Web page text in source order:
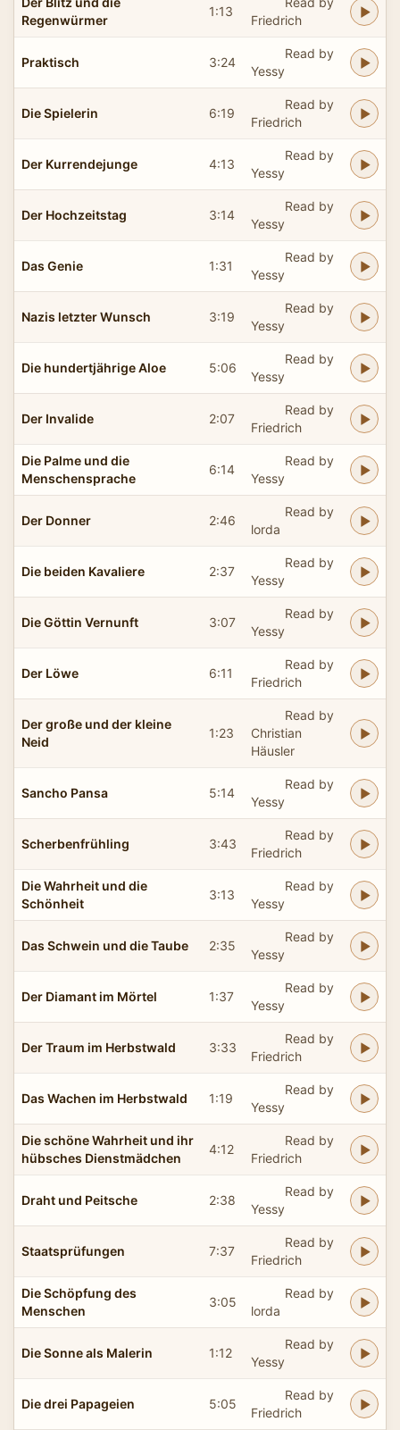
Regenwürmer
1:13
Friedrich
Praktisch 3:24
Read by
Yessy
Die Spielerin 6:19
Read by
Friedrich
Der Kurrendejunge 4:13
Read by
Yessy
Der Hochzeitstag 3:14
Read by
Yessy
Das Genie 1:31
Read by
Yessy
Nazis letzter Wunsch 3:19
Read by
Yessy
Die hundertjährige Aloe 5:06
Read by
Yessy
Der Invalide 2:07
Read by
Friedrich
Die Palme und die
Menschensprache
6:14
Read by
Yessy
Der Donner 2:46
Read by
lorda
Die beiden Kavaliere 2:37
Read by
Yessy
Die Göttin Vernunft 3:07
Read by
Yessy
Der Löwe 6:11
Read by
Friedrich
Der große und der kleine
Neid
1:23
Read by
Christian
Häusler
Sancho Pansa 5:14
Read by
Yessy
Scherbenfrühling 3:43
Read by
Friedrich
Die Wahrheit und die
Schönheit
3:13
Read by
Yessy
Das Schwein und die Taube 2:35
Read by
Yessy
Der Diamant im Mörtel 1:37
Read by
Yessy
Der Traum im Herbstwald 3:33
Read by
Friedrich
Das Wachen im Herbstwald 1:19
Read by
Yessy
Die schöne Wahrheit und ihr
hübsches Dienstmädchen
4:12
Read by
Friedrich
Draht und Peitsche 2:38
Read by
Yessy
Staatsprüfungen 7:37
Read by
Friedrich
Die Schöpfung des
Menschen
3:05
Read by
lorda
Die Sonne als Malerin 1:12
Read by
Yessy
Die drei Papageien 5:05
Read by
Friedrich